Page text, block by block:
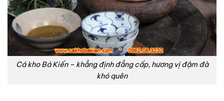
Cá kho Bá Kiến – khẳng định đẳng cấp, hương vị đậm đà
khó quên